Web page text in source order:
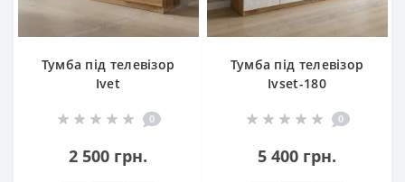
Тумба під телевізор
Ivet
0
2 500 грн.
Тумба під телевізор
Ivset-180
0
5 400 грн.